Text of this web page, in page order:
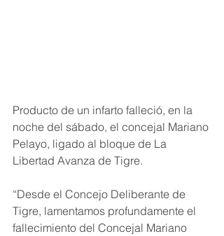
Producto de un infarto falleció, en la
noche del sábado, el concejal Mariano
Pelayo, ligado al bloque de La
Libertad Avanza de Tigre.
“Desde el Concejo Deliberante de
Tigre, lamentamos profundamente el
fallecimiento del Concejal Mariano